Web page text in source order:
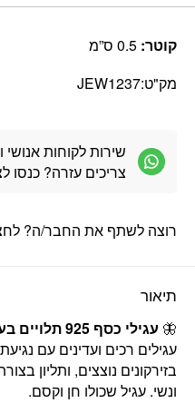
קוטר:
מק"ט:JEW1237
שירות לקוחות אנושי
צריכים עזרה? כנסו
תיאור
🦋 עגילי כסף 925 תלויים בעיצוב פרפר משובץ זירקונים
עגילים רכים ועדינים עם
בזירקונים נוצצים, ותליון
ונשי. עגיל שכולו חן וקסם.
רוצה לשתף את החבר/ה?